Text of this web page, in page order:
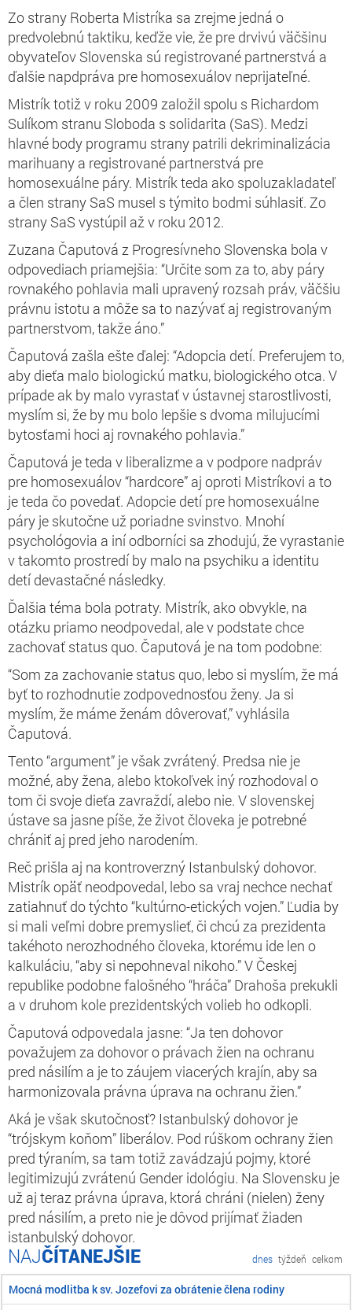
Zo strany Roberta Mistríka sa zrejme jedná o
predvolebnú taktiku, keďže vie, že pre drvivú väčšinu
obyvateľov Slovenska sú registrované partnerstvá a
ďalšie napdpráva pre homosexuálov neprijateľné.
Mistrík totiž v roku 2009 založil spolu s Richardom
Sulíkom stranu Sloboda s solidarita (SaS). Medzi
hlavné body programu strany patrili dekriminalizácia
marihuany a registrované partnerstvá pre
homosexuálne páry. Mistrík teda ako spoluzakladateľ
a člen strany SaS musel s týmito bodmi súhlasiť. Zo
strany SaS vystúpil až v roku 2012.
Zuzana Čaputová z Progresívneho Slovenska bola v
odpovediach priamejšia: “Určite som za to, aby páry
rovnakého pohlavia mali upravený rozsah práv, väčšiu
právnu istotu a môže sa to nazývať aj registrovaným
partnerstvom, takže áno.”
Čaputová zašla ešte ďalej: “Adopcia detí. Preferujem to,
aby dieťa malo biologickú matku, biologického otca. V
prípade ak by malo vyrastať v ústavnej starostlivosti,
myslím si, že by mu bolo lepšie s dvoma milujucími
bytosťami hoci aj rovnakého pohlavia.”
Čaputová je teda v liberalizme a v podpore nadpráv
pre homosexuálov “hardcore” aj oproti Mistríkovi a to
je teda čo povedať. Adopcie detí pre homosexuálne
páry je skutočne už poriadne svinstvo. Mnohí
psychológovia a iní odborníci sa zhodujú, že vyrastanie
v takomto prostredí by malo na psychiku a identitu
detí devastačné následky.
Ďalšia téma bola potraty. Mistrík, ako obvykle, na
otázku priamo neodpovedal, ale v podstate chce
zachovať status quo. Čaputová je na tom podobne:
“Som za zachovanie status quo, lebo si myslím, že má
byť to rozhodnutie zodpovednosťou ženy. Ja si
myslím, že máme ženám dôverovať,” vyhlásila
Čaputová.
Tento “argument” je však zvrátený. Predsa nie je
možné, aby žena, alebo ktokoľvek iný rozhodoval o
tom či svoje dieťa zavraždí, alebo nie. V slovenskej
ústave sa jasne píše, že život človeka je potrebné
chrániť aj pred jeho narodením.
Reč prišla aj na kontroverzný Istanbulský dohovor.
Mistrík opäť neodpovedal, lebo sa vraj nechce nechať
zatiahnuť do týchto “kultúrno-etických vojen.” Ľudia by
si mali veľmi dobre premyslieť, či chcú za prezidenta
takéhoto nerozhodného človeka, ktorému ide len o
kalkuláciu, “aby si nepohneval nikoho.” V Českej
republike podobne falošného “hráča” Drahoša prekukli
a v druhom kole prezidentských volieb ho odkopli.
Čaputová odpovedala jasne: “Ja ten dohovor
považujem za dohovor o právach žien na ochranu
pred násilím a je to záujem viacerých krajín, aby sa
harmonizovala právna úprava na ochranu žien.”
Aká je však skutočnosť? Istanbulský dohovor je
“trójskym koňom” liberálov. Pod rúškom ochrany žien
pred týraním, sa tam totiž zavádzajú pojmy, ktoré
legitimizujú zvrátenú Gender idológiu. Na Slovensku je
už aj teraz právna úprava, ktorá chráni (nielen) ženy
pred násilím, a preto nie je dôvod prijímať žiaden
istanbulský dohovor.
ČÍTANEJŠIE dnes týždeň celkom
Mocná modlitba k sv. Jozefovi za obrátenie člena rodiny